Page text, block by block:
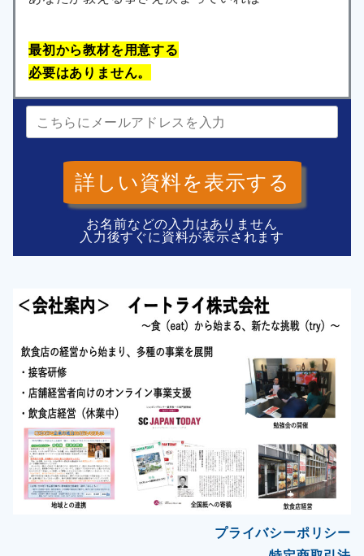
最初から教材を用意する
必要はありません。
詳しい資料を表示する
お名前などの入力はありません
入力後すぐに資料が表示されます
プライバシーポリシー